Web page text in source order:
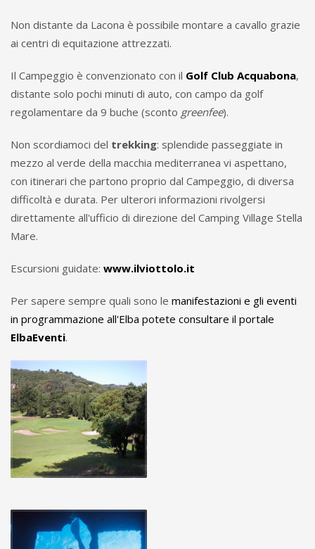
Non distante da Lacona è possibile montare a cavallo grazie
ai centri di equitazione attrezzati.
Il Campeggio è convenzionato con il Golf Club Acquabona,
distante solo pochi minuti di auto, con campo da golf
regolamentare da 9 buche (sconto greenfee).
Non scordiamoci del trekking: splendide passeggiate in
mezzo al verde della macchia mediterranea vi aspettano,
con itinerari che partono proprio dal Campeggio, di diversa
difficoltà e durata. Per ulterori informazioni rivolgersi
direttamente all'ufficio di direzione del Camping Village Stella
Mare.
Escursioni guidate: www.ilviottolo.it
Per sapere sempre quali sono le manifestazioni e gli eventi
in programmazione all'Elba potete consultare il portale
ElbaEventi.